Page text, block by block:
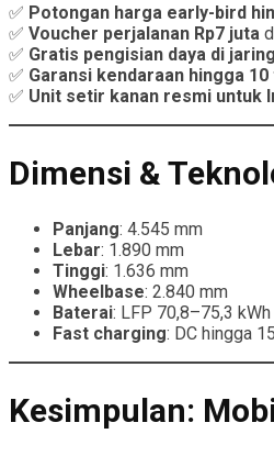
✅ Potongan harga early-bird
✅ Voucher perjalanan Rp7 juta
✅ Gratis pengisian daya di
✅ Garansi kendaraan hingga
✅ Unit setir kanan resmi untuk
Dimensi &
Panjang: 4.545 mm
Lebar: 1.890 mm
Tinggi: 1.636 mm
Wheelbase: 2.840 mm
Baterai: LFP 70,8–75,3 kWh
Fast charging: DC hingga
Kesimpulan: